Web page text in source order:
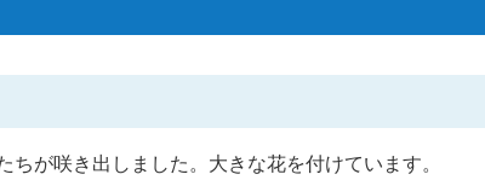
が咲き出しました。大きな花を付けています。